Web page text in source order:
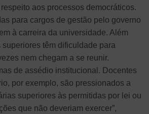
aos processos democráticos.
para cargos de gestão pelo governo
à carreira da universidade. Além
têm dificuldade para
nem chegam a se reunir.
de assédio institucional. Docentes
por exemplo, são pressionados a
superiores às permitidas por lei ou
que não deveriam exercer”,